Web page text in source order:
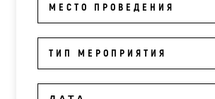
МЕСТО ПРОВЕДЕНИЯ
ТИП МЕРОПРИЯТИЯ